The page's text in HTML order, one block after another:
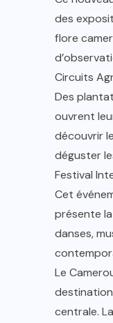
des
flore
Circuits
Des
ouvrent
découvrir
déguster
Festival
Cet
présente
danses,
Le
centrale.